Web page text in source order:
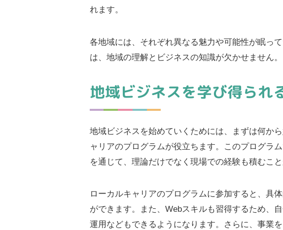
れます。
各地域には、それぞれ異なる魅力や可能性が眠っ
は、地域の理解とビジネスの知識が欠かせません。
地域ビジネスを学び得られ
地域ビジネスを始めていくためには、まずは何か
ャリアのプログラムが役立ちます。このプログラ
を通じて、理論だけでなく現場での経験も積むこと
ローカルキャリアのプログラムに参加すると、具
ができます。また、Webスキルも習得するため、
運用などもできるようになります。さらに、事業